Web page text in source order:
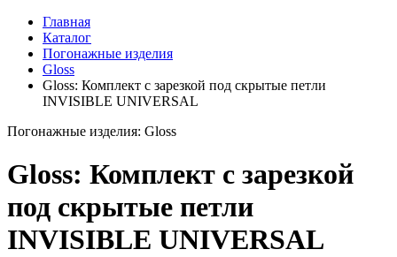
Главная
Каталог
Погонажные изделия
Gloss
Gloss: Комплект с зарезкой под скрытые петли
INVISIBLE UNIVERSAL
Погонажные изделия: Gloss
Gloss: Комплект с зарезкой
под скрытые петли
INVISIBLE UNIVERSAL